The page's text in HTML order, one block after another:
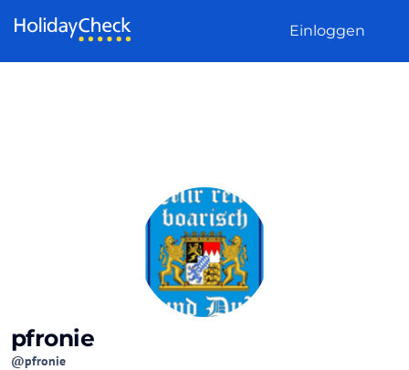
Einloggen
pfronie
@pfronie